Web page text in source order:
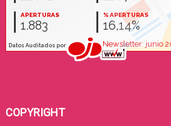
COPYRIGHT